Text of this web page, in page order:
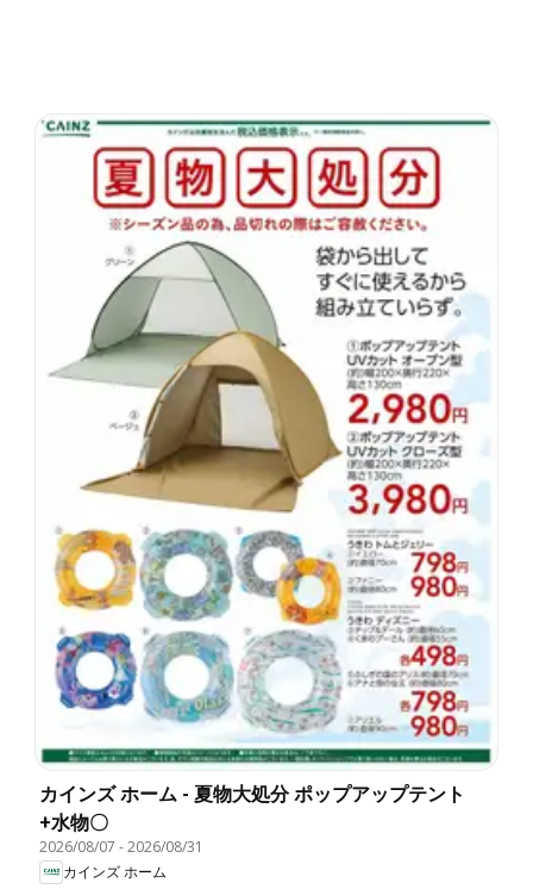
カインズ ホーム - 夏物大処分 ポップアップテント
+水物〇
2026/08/07 -2026/08/31
カインズ ホーム